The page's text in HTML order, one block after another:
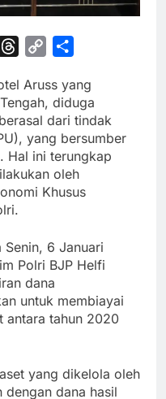
LinkedInThreads
Copy
Aruss yang
diduga
dari tindak
yang bersumber
Hal ini terungkap
oleh
Khusus
6 Januari
Polri BJP Helfi
dana
untuk membiayai
antara tahun 2020
yang dikelola oleh
dengan dana hasil